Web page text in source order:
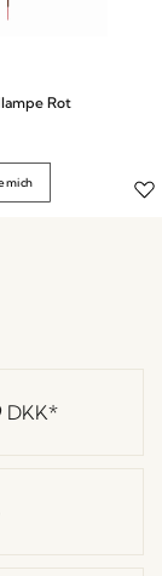
Rot
mich
DKK*